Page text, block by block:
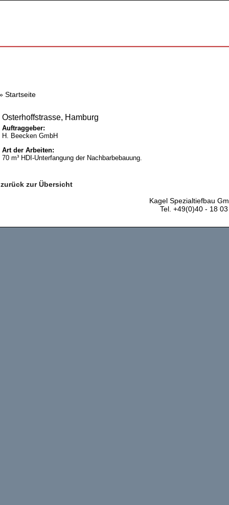
Startseite
Osterhoffstrasse, Hamburg
Auftraggeber:
H. Beecken GmbH
Art der Arbeiten:
70 m³ HDI-Unterfangung der Nachbarbebauung.
zurück zur Übersicht
Kagel Spezialtiefbau
Tel. +49(0)40 - 18